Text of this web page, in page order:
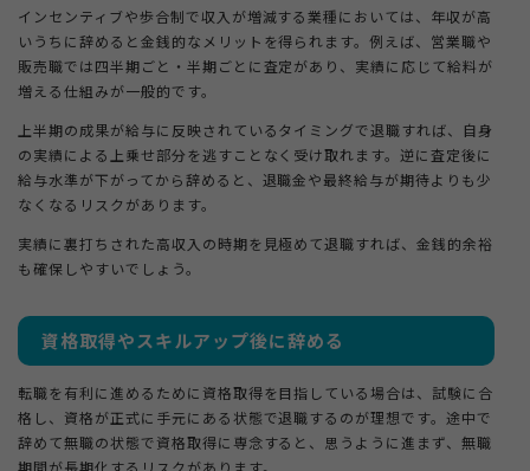
インセンティブや歩合制で収入が増減する業種においては、年収が高
いうちに辞めると金銭的なメリットを得られます。例えば、営業職や
販売職では四半期ごと・半期ごとに査定があり、実績に応じて給料が
増える仕組みが一般的です。
上半期の成果が給与に反映されているタイミングで退職すれば、自身
の実績による上乗せ部分を逃すことなく受け取れます。逆に査定後に
給与水準が下がってから辞めると、退職金や最終給与が期待よりも少
なくなるリスクがあります。
実績に裏打ちされた高収入の時期を見極めて退職すれば、金銭的余裕
も確保しやすいでしょう。
資格取得やスキルアップ後に辞める
転職を有利に進めるために資格取得を目指している場合は、試験に合
格し、資格が正式に手元にある状態で退職するのが理想です。途中で
辞めて無職の状態で資格取得に専念すると、思うように進まず、無職
期間が長期化するリスクがあります。